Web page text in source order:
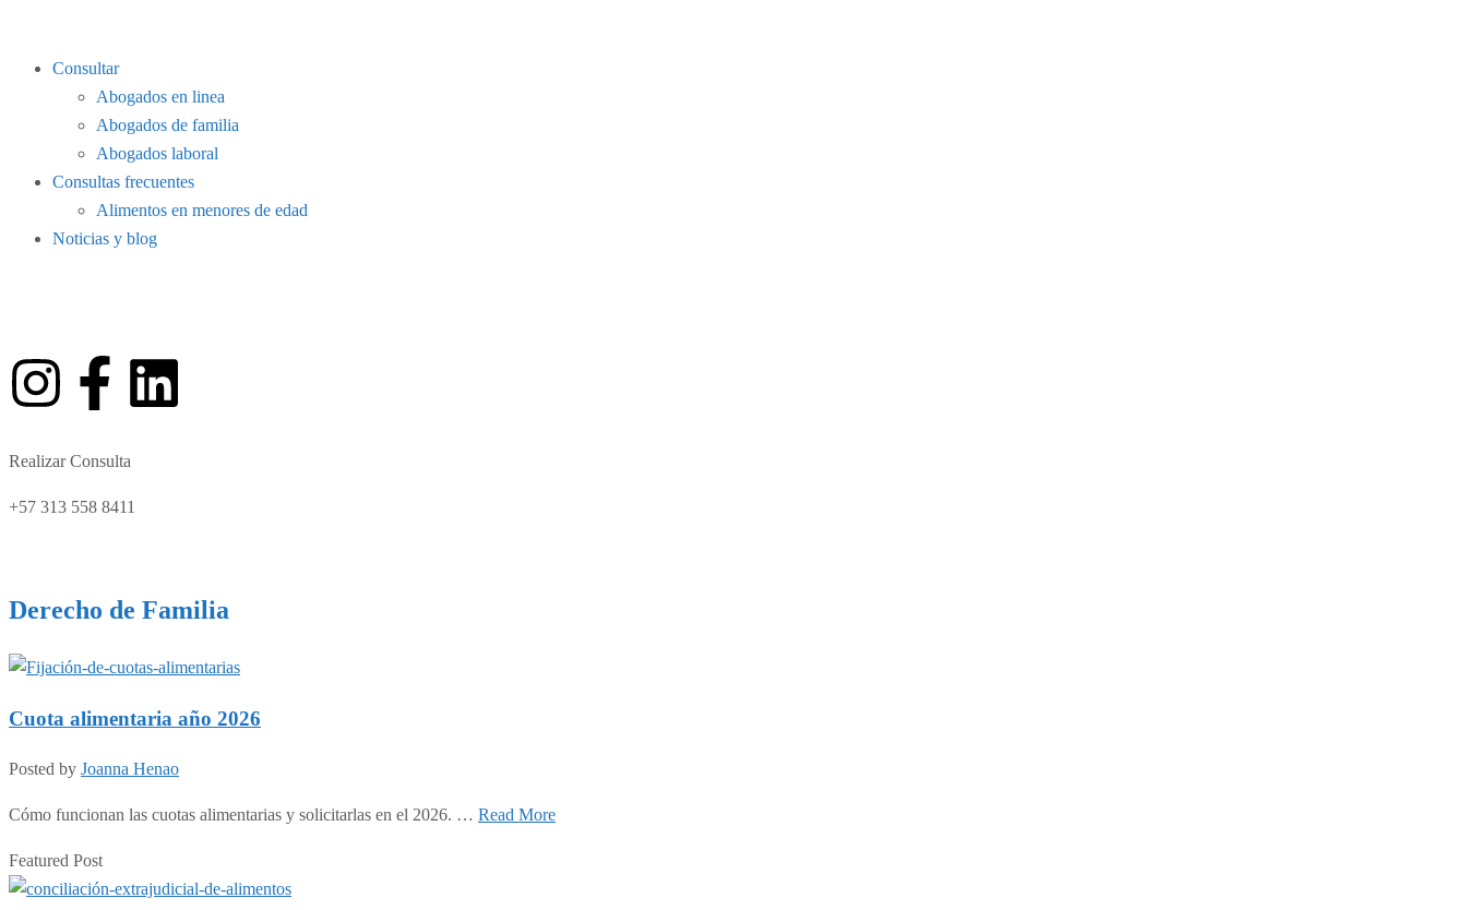
Consultar
Abogados en linea
Abogados de familia
Abogados laboral
Consultas frecuentes
Alimentos en menores de edad
Noticias y blog
Realizar Consulta
+57 313 558 8411
Derecho de Familia
Cuota alimentaria año 2026
Posted by Joanna Henao
Cómo funcionan las cuotas alimentarias y solicitarlas en el 2026. … Read More
Featured Post